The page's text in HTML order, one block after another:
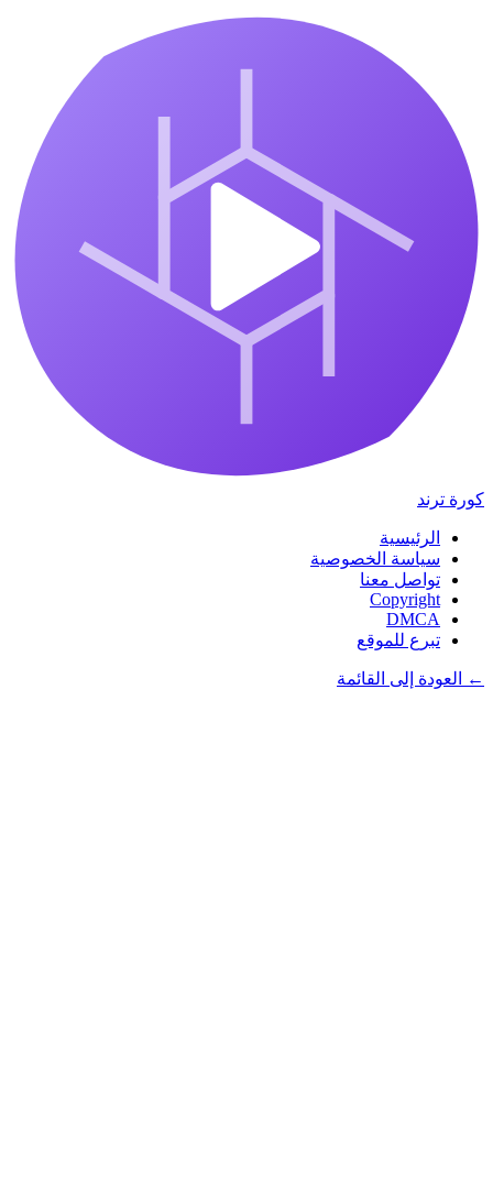
كورة ترند
الرئيسية
سياسة الخصوصية
تواصل معنا
Copyright
DMCA
تبرع للموقع
← العودة إلى القائمة